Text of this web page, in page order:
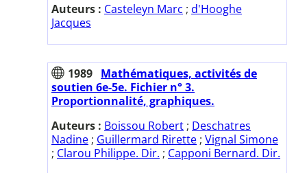
Auteurs : Casteleyn Marc ; d'Hooghe
Jacques
1989 Mathématiques, activités de
soutien 6e-5e. Fichier n° 3.
Proportionnalité, graphiques.
Auteurs : Boissou Robert ; Deschatres
Nadine ; Guillermard Rirette ; Vignal Simone
; Clarou Philippe. Dir. ; Capponi Bernard. Dir.